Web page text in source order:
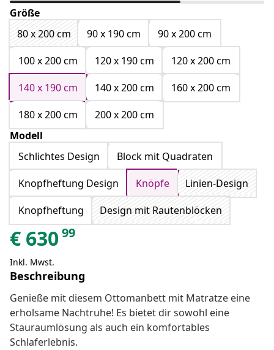
Größe
80 x 200 cm
90 x 190 cm
90 x 200 cm
100 x 200 cm
120 x 190 cm
120 x 200 cm
140 x 190 cm
140 x 200 cm
160 x 200 cm
180 x 200 cm
200 x 200 cm
Modell
Schlichtes Design
Block mit Quadraten
Knopfheftung Design
Knöpfe
Linien-Design
Knopfheftung
Design mit Rautenblöcken
€ 63099
Inkl. Mwst.
Beschreibung
Genieße mit diesem Ottomanbett mit Matratze eine
erholsame Nachtruhe! Es bietet dir sowohl eine
Stauraumlösung als auch ein komfortables
Schlaferlebnis.